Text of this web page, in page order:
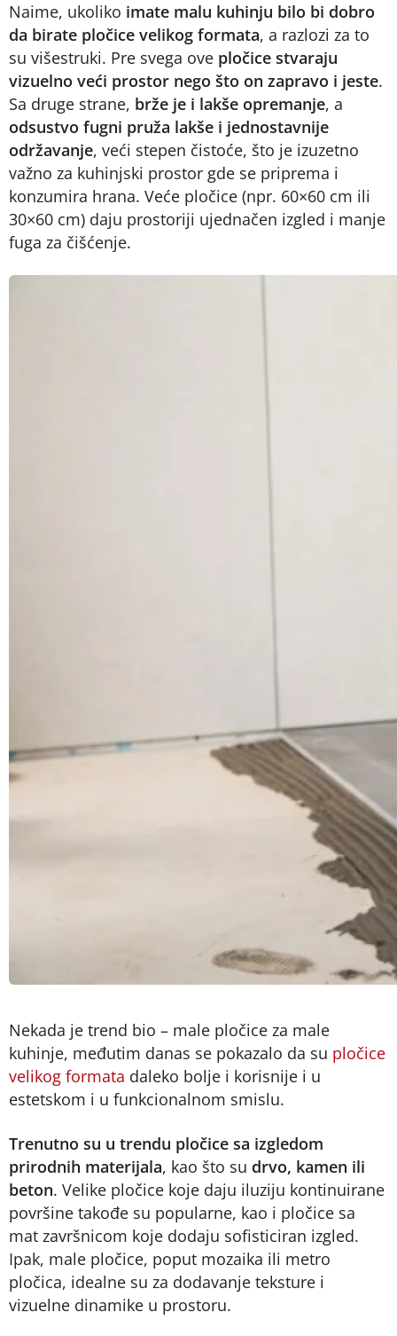
Naime, ukoliko imate malu kuhinju bilo bi dobro
da birate pločice velikog formata, a razlozi za to
su višestruki. Pre svega ove pločice stvaraju
vizuelno veći prostor nego što on zapravo i jeste.
Sa druge strane, brže je i lakše opremanje, a
odsustvo fugni pruža lakše i jednostavnije
održavanje, veći stepen čistoće, što je izuzetno
važno za kuhinjski prostor gde se priprema i
konzumira hrana. Veće pločice (npr. 60×60 cm ili
30×60 cm) daju prostoriji ujednačen izgled i manje
fuga za čišćenje.
Nekada je trend bio – male pločice za male
kuhinje, međutim danas se pokazalo da su pločice
velikog formata daleko bolje i korisnije i u
estetskom i u funkcionalnom smislu.
Trenutno su u trendu pločice sa izgledom
prirodnih materijala, kao što su drvo, kamen ili
beton. Velike pločice koje daju iluziju kontinuirane
površine takođe su popularne, kao i pločice sa
mat završnicom koje dodaju sofisticiran izgled.
Ipak, male pločice, poput mozaika ili metro
pločica, idealne su za dodavanje teksture i
vizuelne dinamike u prostoru.